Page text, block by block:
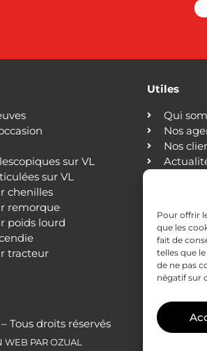
Pour offrir
que les
fait de
telles que
de ne pas
négatif sur
sur VL
sur VL
chenilles
remorque
poids lourd
tracteur
Utiles
Qui
Nos
Nos
Nous
Tous droits réservés
WEB PAROZUAL